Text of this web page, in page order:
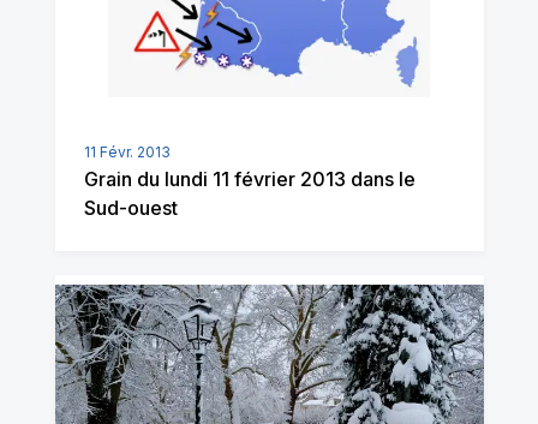
11 Févr. 2013
Grain du lundi 11 février 2013 dans le
Sud-ouest